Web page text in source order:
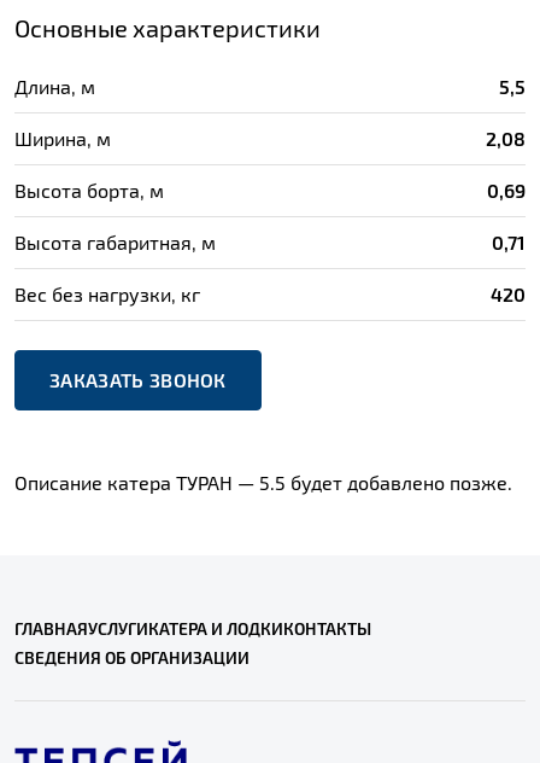
Основные характеристики
Длина, м 5,5
Ширина, м 2,08
Высота борта, м 0,69
Высота габаритная, м 0,71
Вес без нагрузки, кг 420
ЗАКАЗАТЬ ЗВОНОК
Описание катера ТУРАН — 5.5 будет добавлено позже.
ГЛАВНАЯУСЛУГИКАТЕРА И ЛОДКИКОНТАКТЫ
СВЕДЕНИЯ ОБ ОРГАНИЗАЦИИ